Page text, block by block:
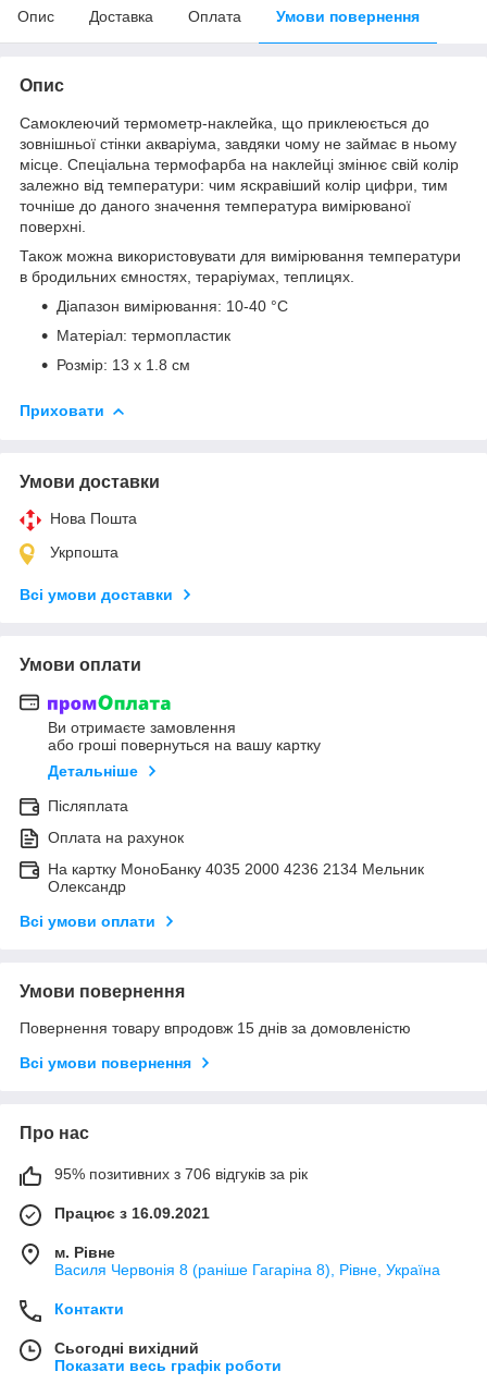
Опис Доставка Оплата Умови повернення
Опис
Самоклеючий термометр-наклейка, що приклеюється до
зовнішньої стінки акваріума, завдяки чому не займає в ньому
місце. Спеціальна термофарба на наклейці змінює свій колір
залежно від температури: чим яскравіший колір цифри, тим
точніше до даного значення температура вимірюваної
поверхні.
Також можна використовувати для вимірювання температури
в бродильних ємностях, тераріумах, теплицях.
Діапазон вимірювання: 10-40 °C
Матеріал: термопластик
Розмір: 13 x 1.8 см
Приховати
Умови доставки
Нова Пошта
Укрпошта
Всі умови доставки
Умови оплати
Ви отримаєте замовлення
або гроші повернуться на вашу картку
Детальніше
Післяплата
Оплата на рахунок
На картку МоноБанку 4035 2000 4236 2134 Мельник
Олександр
Всі умови оплати
Умови повернення
Повернення товару впродовж 15 днів за домовленістю
Всі умови повернення
Про нас
95% позитивних з 706 відгуків за рік
Працює з 16.09.2021
м. Рівне
Василя Червонія 8 (раніше Гагаріна 8), Рівне, Україна
Контакти
Сьогодні вихідний
Показати весь графік роботи